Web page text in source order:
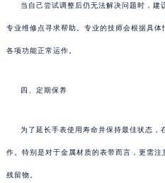
当自己尝试调整后仍无法解决问题时，
专业维修点寻求帮助。专业的技师会根据具
各项功能正常运作。
四、定期保养
为了延长手表使用寿命并保持最佳状态，
作。特别是对于金属材质的表带而言，更需
残留物。